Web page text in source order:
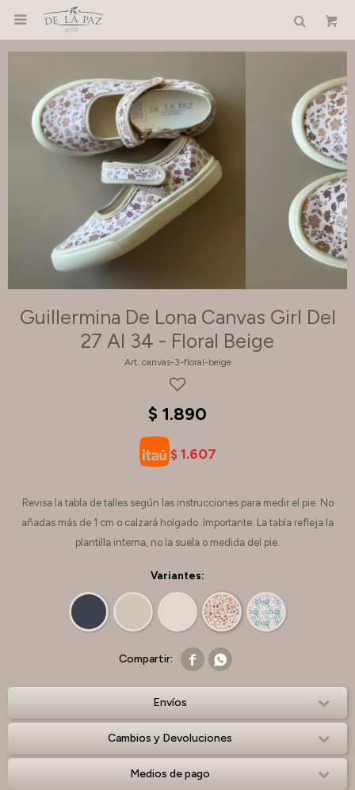

Guillermina De Lona Canvas Girl Del
27 Al 34 - Floral Beige
canvas-3-floral-beige
$ 1.890
$ 1.607
Revisa la tabla de talles según las instrucciones para medir el pie. No
añadas más de 1 cm o calzará holgado. Importante: La tabla refleja la
plantilla interna, no la suela o medida del pie.
Variantes:
 
Envíos
Cambios y Devoluciones
Medios de pago